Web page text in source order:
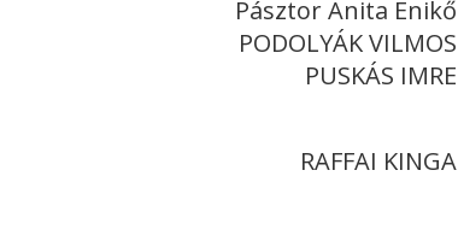
Pásztor Anita Enikő
PODOLYÁK VILMOS
PUSKÁS IMRE
RAFFAI KINGA